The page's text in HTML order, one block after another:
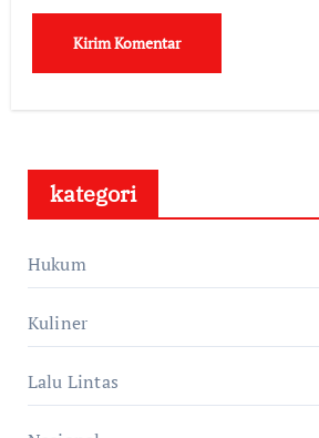
kategori
Hukum
Kuliner
Lalu Lintas